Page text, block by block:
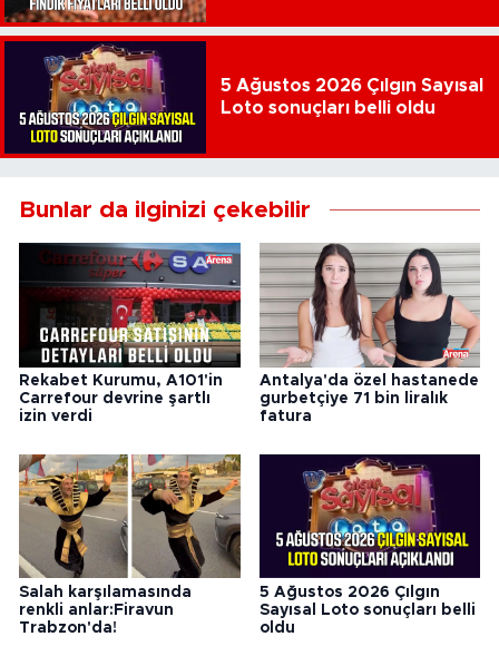
5 Ağustos 2026 Çılgın Sayısal
Loto sonuçları belli oldu
Bunlar da ilginizi çekebilir
Rekabet Kurumu, A101'in
Carrefour devrine şartlı
izin verdi
Antalya'da özel hastanede
gurbetçiye 71 bin liralık
fatura
Salah karşılamasında
renkli anlar:Firavun
Trabzon'da!
5 Ağustos 2026 Çılgın
Sayısal Loto sonuçları belli
oldu